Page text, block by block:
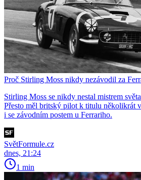
Proč Stirling Moss nikdy nezávodil za
Stirling Moss se nikdy nestal mistrem
Přesto měl britský pilot k titulu několikrát
i se závodním postem u Ferrariho.
SvětFormule.cz
dnes, 21:24
1 min